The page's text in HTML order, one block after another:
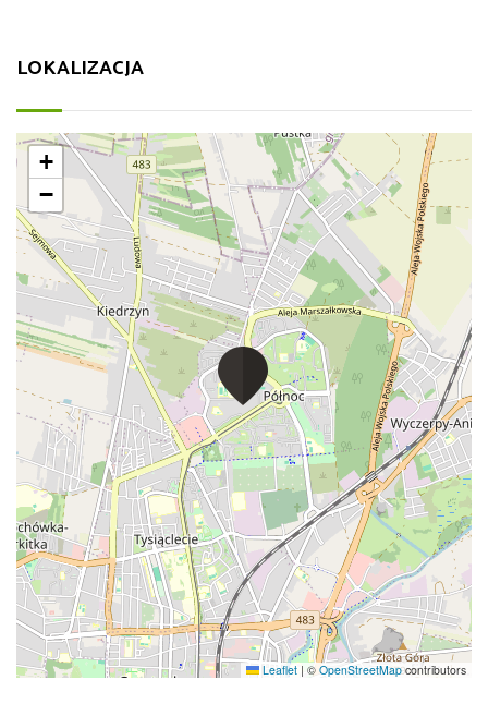
LOKALIZACJA
+
−
Leaflet | © OpenStreetMapcontributors